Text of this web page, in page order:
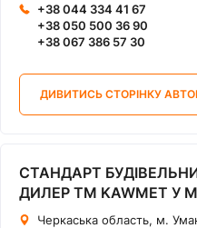
+38 044 334 41 67
+38 050 500 36 90
+38 067 386 57 30
ДИВИТИСЬ СТОРІНКУ
СТАНДАРТ
ДИЛЕР ТМ KAWMET У
Черкаська область, м.